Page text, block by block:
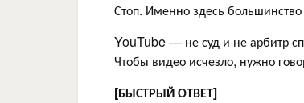
Стоп. Именно здесь
YouTube — не суд и не арбитр
Чтобы видео исчезло, нужно
[БЫСТРЫЙ ОТВЕТ]